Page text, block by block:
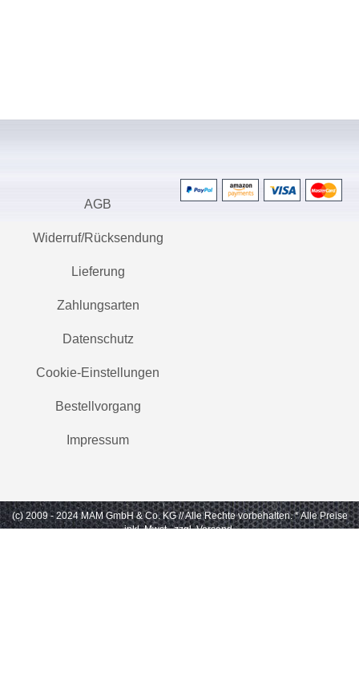
AGB
Widerruf/Rücksendung
Lieferung
Zahlungsarten
Datenschutz
Cookie-Einstellungen
Bestellvorgang
Impressum
(c) 2009 - 2024 MAM GmbH & Co. KG // Alle Rechte vorbehalten. * Alle Preise
inkl. Mwst., zzgl. Versand.